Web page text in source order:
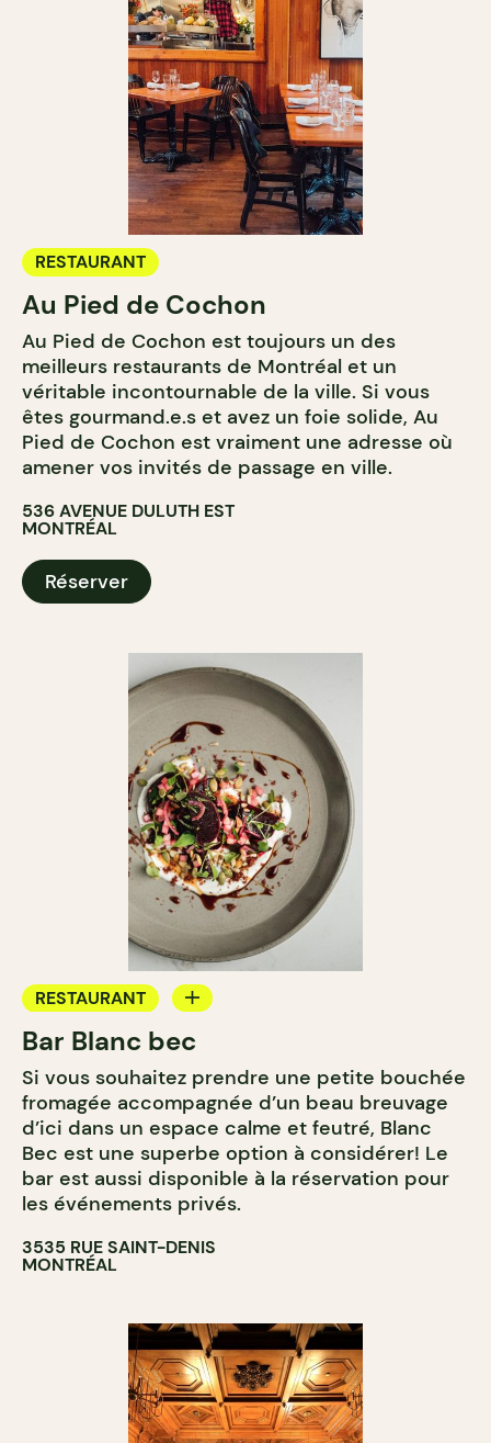
RESTAURANT
Au Pied de Cochon
Au Pied de Cochon est toujours un des
meilleurs restaurants de Montréal et un
véritable incontournable de la ville. Si vous
êtes gourmand.e.s et avez un foie solide, Au
Pied de Cochon est vraiment une adresse où
amener vos invités de passage en ville.
536 AVENUE DULUTH EST
MONTRÉAL
Réserver
RESTAURANT
BAR À VIN
Bar Blanc bec
Si vous souhaitez prendre une petite bouchée
fromagée accompagnée d’un beau breuvage
d’ici dans un espace calme et feutré, Blanc
Bec est une superbe option à considérer! Le
bar est aussi disponible à la réservation pour
les événements privés.
3535 RUE SAINT-DENIS
MONTRÉAL